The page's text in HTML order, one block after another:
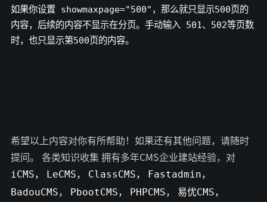
如果你设置 showmaxpage="500"，那么就只显示500页的
内容，后续的内容不显示在分页。手动输入 501、502等页数
时，也只显示第500页的内容。
希望以上内容对你有所帮助！如果还有其他问题，请随时
提问。 各类知识收集 拥有多年CMS企业建站经验，对
iCMS， LeCMS， ClassCMS，
Fastadmin，
BadouCMS，
PbootCMS， PHPCMS，
易优CMS，